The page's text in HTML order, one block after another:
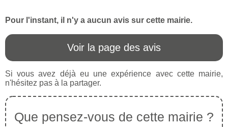
Pour l'instant, il n'y a aucun avis sur cette mairie.
Voir la page des avis
Si vous avez déjà eu une expérience avec cette mairie,
n'hésitez pas à la partager.
Que pensez-vous de cette mairie ?